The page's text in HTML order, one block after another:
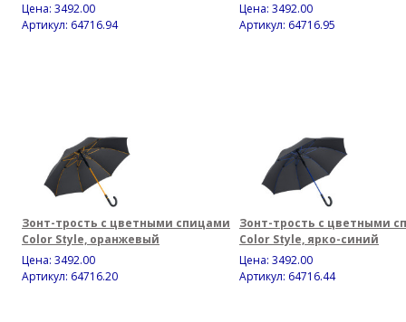
Цена: 3492.00
Артикул: 64716.94
Цена: 3492.00
Артикул: 64716.95
Зонт-трость с цветными спицами
Color Style, оранжевый
Цена: 3492.00
Артикул: 64716.20
Зонт-трость с цветными
Color Style, ярко-синий
Цена: 3492.00
Артикул: 64716.44